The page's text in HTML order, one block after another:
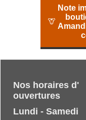
🦒
Note
Nos horaires d'
ouvertures
Lundi - Samedi